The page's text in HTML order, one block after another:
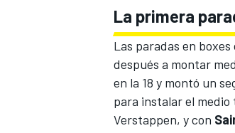
La primera
Las paradas en
después a montar
en la 18 y montó un
para instalar el
Verstappen, y con